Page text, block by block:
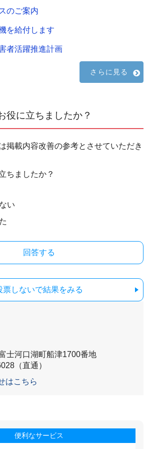
のご案内
を給付します
者活躍推進計画
さらに見る
役に立ちましたか？
掲載内容改善の参考とさせていただき
ちましたか？
い
票しないで結果をみる
士河口湖町船津1700番地
（直通）
はこちら
便利なサービス